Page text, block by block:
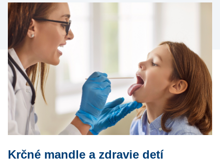
Krčné mandle a zdravie detí